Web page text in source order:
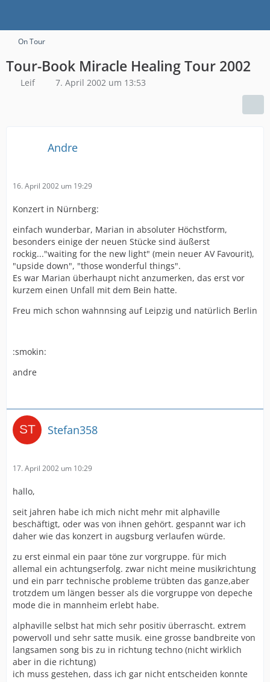
On Tour
Tour-Book Miracle Healing Tour 2002
Leif 7. April 2002 um 13:53
Andre
16. April 2002 um 19:29
Konzert in Nürnberg:
einfach wunderbar, Marian in absoluter Höchstform,
besonders einige der neuen Stücke sind äußerst
rockig..."waiting for the new light" (mein neuer AV Favourit),
"upside down", "those wonderful things".
Es war Marian überhaupt nicht anzumerken, das erst vor
kurzem einen Unfall mit dem Bein hatte.
Freu mich schon wahnnsing auf Leipzig und natürlich Berlin
:smokin:
andre
Stefan358
17. April 2002 um 10:29
hallo,
seit jahren habe ich mich nicht mehr mit alphaville
beschäftigt, oder was von ihnen gehört. gespannt war ich
daher wie das konzert in augsburg verlaufen würde.
zu erst einmal ein paar töne zur vorgruppe. für mich
allemal ein achtungserfolg. zwar nicht meine musikrichtung
und ein parr technische probleme trübten das ganze,aber
trotzdem um längen besser als die vorgruppe von depeche
mode die in mannheim erlebt habe.
alphaville selbst hat mich sehr positiv überrascht. extrem
powervoll und sehr satte musik. eine grosse bandbreite von
langsamen song bis zu in richtung techno (nicht wirklich
aber in die richtung)
ich muss gestehen, dass ich gar nicht entscheiden konnte